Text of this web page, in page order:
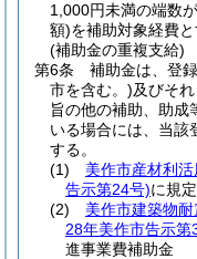
1,000円未満の端数
額)を補助対象経費と
(補助金の重複支給)
第6条
補助金は、登
市を含む。)及びそ
旨の他の補助、助成
いる場合には、当該
する。
(1)
美作市産材利
告示第24号)に規
(2)
美作市建築物
28年美作市告示第
進事業費補助金